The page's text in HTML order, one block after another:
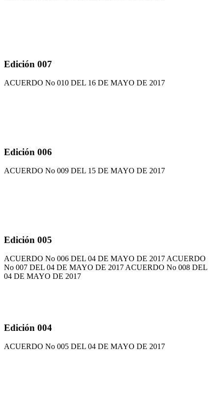
Edición 007
ACUERDO No 010 DEL 16 DE MAYO DE 2017
Edición 006
ACUERDO No 009 DEL 15 DE MAYO DE 2017
Edición 005
ACUERDO No 006 DEL 04 DE MAYO DE 2017 ACUERDO
No 007 DEL 04 DE MAYO DE 2017 ACUERDO No 008 DEL
04 DE MAYO DE 2017
Edición 004
ACUERDO No 005 DEL 04 DE MAYO DE 2017